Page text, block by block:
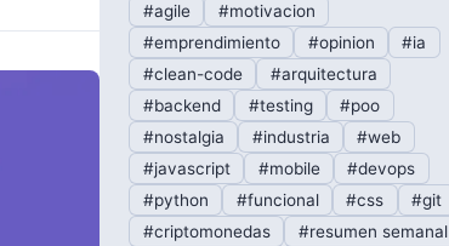
#agile
#motivacion
#emprendimiento
#opinion
#ia
#clean-code
#arquitectura
#backend
#testing
#poo
#nostalgia
#industria
#web
#javascript
#mobile
#devops
#python
#funcional #css
#git
#criptomonedas
#resumen semanal